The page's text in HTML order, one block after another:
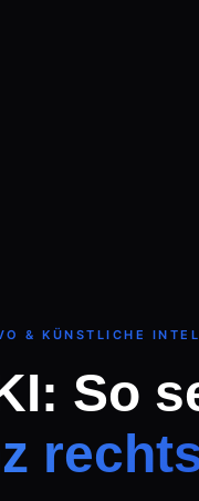
& KÜNSTLICHE
So